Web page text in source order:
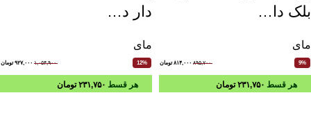
بلک دا…
مای
9% ۸۹۵,۷۰۰ ۸۱۴,۰۰۰ تومان
دار د…
مای
12% ۱,۰۵۴,۹۰۰ ۹۲۷,۰۰۰ تومان
هر قسط ۲۳۱,۷۵۰ تومان هر قسط ۲۳۱,۷۵۰ تومان